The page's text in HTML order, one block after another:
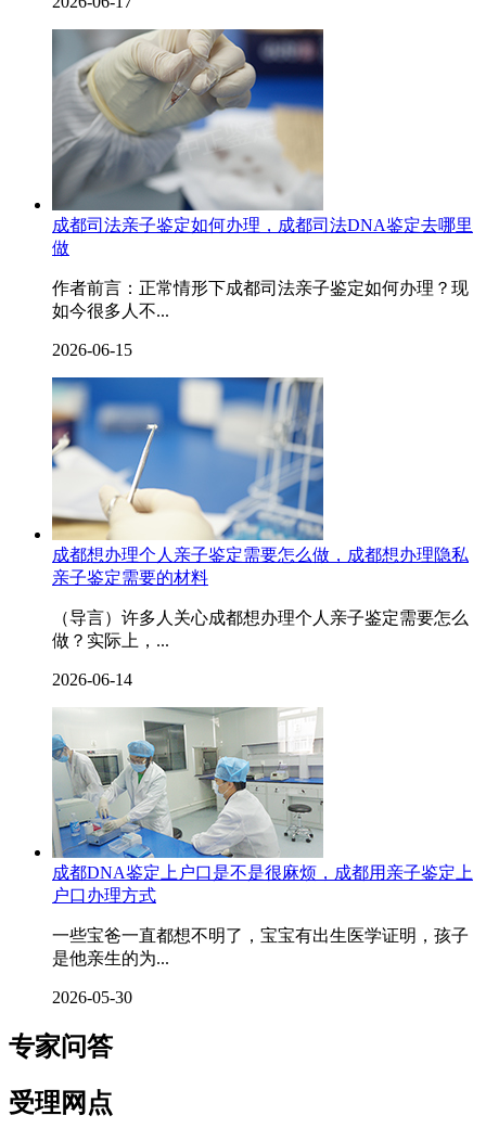
成都司法亲子鉴定如何办理，成都司法DNA鉴定去哪里
做
作者前言：正常情形下成都司法亲子鉴定如何办理？现
如今很多人不...
2026-06-15
成都想办理个人亲子鉴定需要怎么做，成都想办理隐私
亲子鉴定需要的材料
（导言）许多人关心成都想办理个人亲子鉴定需要怎么
做？实际上，...
2026-06-14
成都DNA鉴定上户口是不是很麻烦，成都用亲子鉴定上
户口办理方式
一些宝爸一直都想不明了，宝宝有出生医学证明，孩子
是他亲生的为...
2026-05-30
专家问答
受理网点